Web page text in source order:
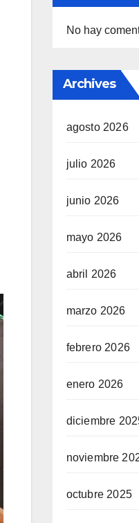
No hay
Archives
agosto 2026
julio 2026
junio 2026
mayo 2026
abril 2026
marzo 2026
febrero 2026
enero 2026
diciembre
noviembre
octubre 2025